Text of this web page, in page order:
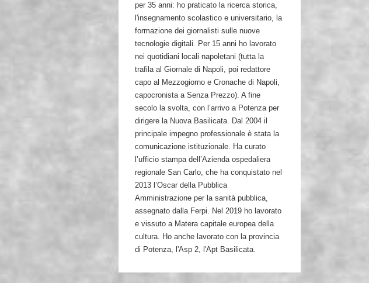
per 35 anni: ho praticato la ricerca storica,
l'insegnamento scolastico e universitario, la
formazione dei giornalisti sulle nuove
tecnologie digitali. Per 15 anni ho lavorato
nei quotidiani locali napoletani (tutta la
trafila al Giornale di Napoli, poi redattore
capo al Mezzogiorno e Cronache di Napoli,
capocronista a Senza Prezzo). A fine
secolo la svolta, con l’arrivo a Potenza per
dirigere la Nuova Basilicata. Dal 2004 il
principale impegno professionale è stata la
comunicazione istituzionale. Ha curato
l’ufficio stampa dell’Azienda ospedaliera
regionale San Carlo, che ha conquistato nel
2013 l’Oscar della Pubblica
Amministrazione per la sanità pubblica,
assegnato dalla Ferpi. Nel 2019 ho lavorato
e vissuto a Matera capitale europea della
cultura. Ho anche lavorato con la provincia
di Potenza, l'Asp 2, l'Apt Basilicata.